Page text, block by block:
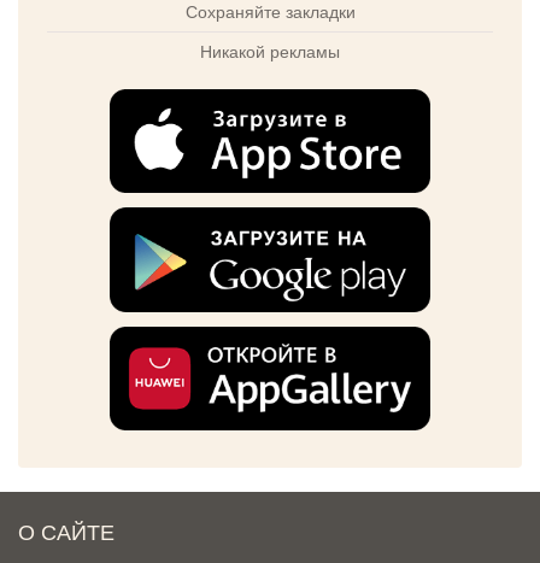
Сохраняйте закладки
Никакой рекламы
О САЙТЕ